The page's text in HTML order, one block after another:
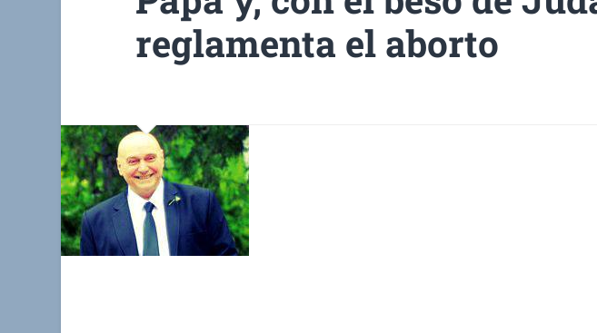
reglamenta el aborto